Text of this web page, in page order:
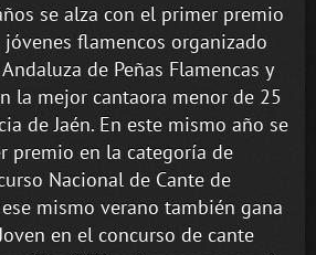
se alza con el primer premio
flamencos organizado
de Peñas Flamencas y
la mejor cantaora menor de 25
de Jaén. En este mismo año se
premio en la categoría de
Nacional de Cante de
mismo verano también gana
en el concurso de cante